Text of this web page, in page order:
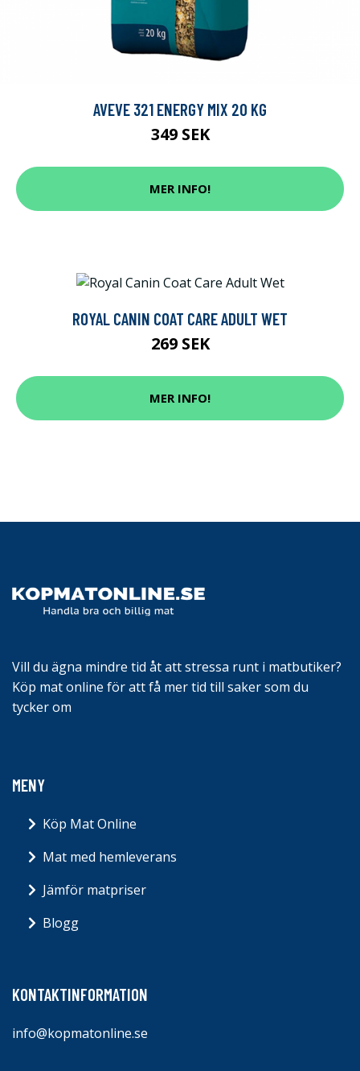
AVEVE 321 ENERGY MIX 20 KG
349 SEK
MER INFO!
ROYAL CANIN COAT CARE ADULT WET
269 SEK
MER INFO!
Vill du ägna mindre tid åt att stressa runt i matbutiker?
Köp mat online för att få mer tid till saker som du
tycker om
MENY
Köp Mat Online
Mat med hemleverans
Jämför matpriser
Blogg
KONTAKTINFORMATION
info@kopmatonline.se